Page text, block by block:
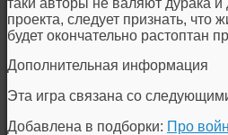
таки авторы не валяют дурака
проекта, следует признать,
будет окончательно
Дополнительная информация
Эта игра связана со
Добавлена в подборки: Про